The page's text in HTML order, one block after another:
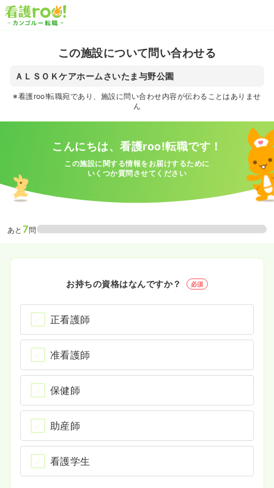
この施設について問い合わせる
ＡＬＳＯＫケアホームさいたま与野公園
※看護roo!転職宛であり、施設に問い合わせ内容が伝わることはありませ
ん
こんにちは、看護roo!転職です！
この施設に関する情報をお届けするために
いくつか質問させてください
あと 7問
お持ちの資格はなんですか？ 必須
正看護師
准看護師
保健師
助産師
看護学生